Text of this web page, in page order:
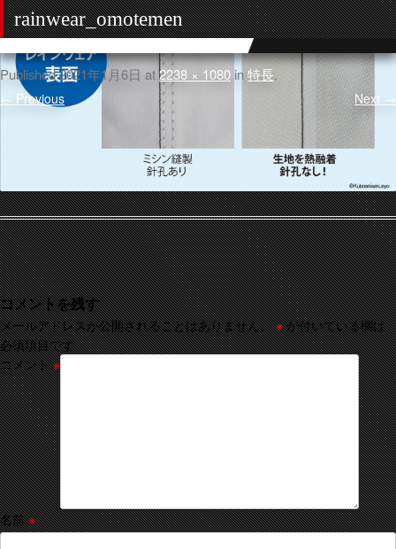
rainwear_omotemen
Published2021年1月6日 at2238 × 1080 in特長.
← Previous Next →
コメントを残す
メールアドレスが公開されることはありません。 ※が付いている欄は
必須項目です
コメント※
名前※